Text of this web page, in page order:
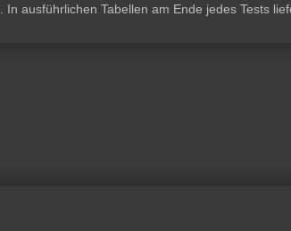
ausführlichen Tabellen am Ende jedes Tests